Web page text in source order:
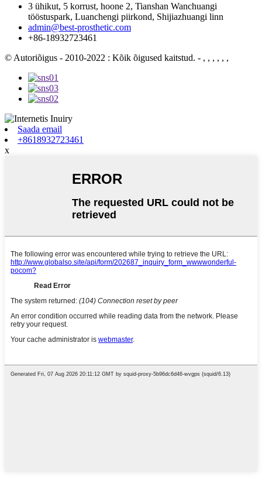
3 ühikut, 5 korrust, hoone 2, Tianshan Wanchuangi
tööstuspark, Luanchengi piirkond, Shijiazhuangi linn
admin@best-prosthetic.com
+86-18932723461
© Autoriõigus - 2010-2022 : Kõik õigused kaitstud. - , , , , , ,
Saada email
+8618932723461
x